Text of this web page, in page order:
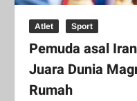
Atlet Sport
Pemuda asal
Juara Dunia
Rumah